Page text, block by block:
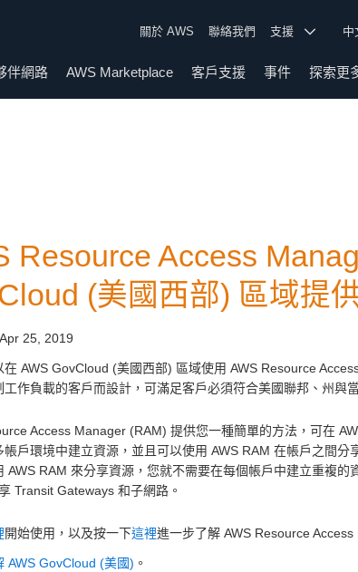
關於 AWS 聯絡我們 支援
伴網路 AWS Marketplace 客戶支援 事件 探索更
Resource Access
(美國西部) 區域提
Apr 25, 2019
在 AWS GovCloud (美國西部) 區域使用 AWS Resource
工作負載的客戶而設計，可滿足客戶必須符合美國聯邦、州與
Access Manager (RAM) 提供您一種簡單的方法，可在
帳戶環境中建立資源，並且可以使用 AWS RAM 在帳戶之間
AWS RAM 來分享資源，您就不需要在每個帳戶中建立重複
Transit Gateways 和子網路。
開始使用，以及按一下這裡進一步了解 AWS Resource Access
AWS GovCloud (美國) 。